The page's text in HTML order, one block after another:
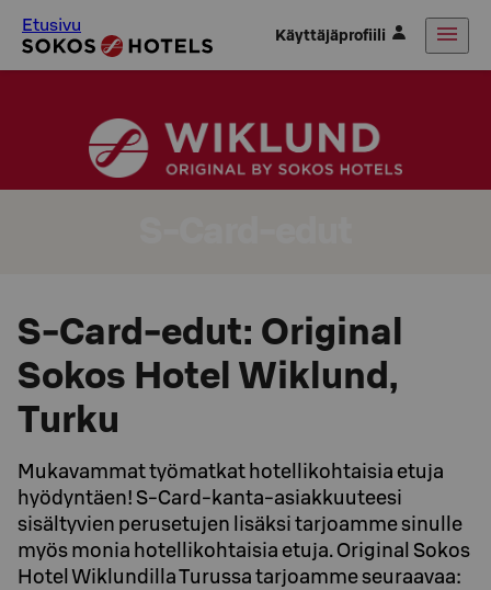
Etusivu Käyttäjäprofiili
S-Card-edut: Original
Sokos Hotel Wiklund,
Turku
Mukavammat työmatkat hotellikohtaisia etuja
hyödyntäen! S-Card-kanta-asiakkuuteesi
sisältyvien perusetujen lisäksi tarjoamme sinulle
myös monia hotellikohtaisia etuja. Original Sokos
Hotel Wiklundilla Turussa tarjoamme seuraavaa: